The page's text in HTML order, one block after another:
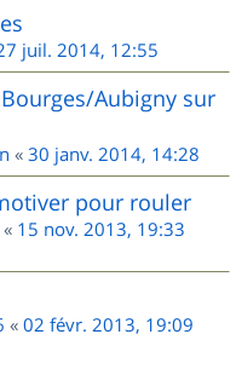
juil. 2014, 12:55
Aubigny sur
« 30 janv. 2014, 14:28
pour rouler
« 15 nov. 2013, 19:33
« 02 févr. 2013, 19:09